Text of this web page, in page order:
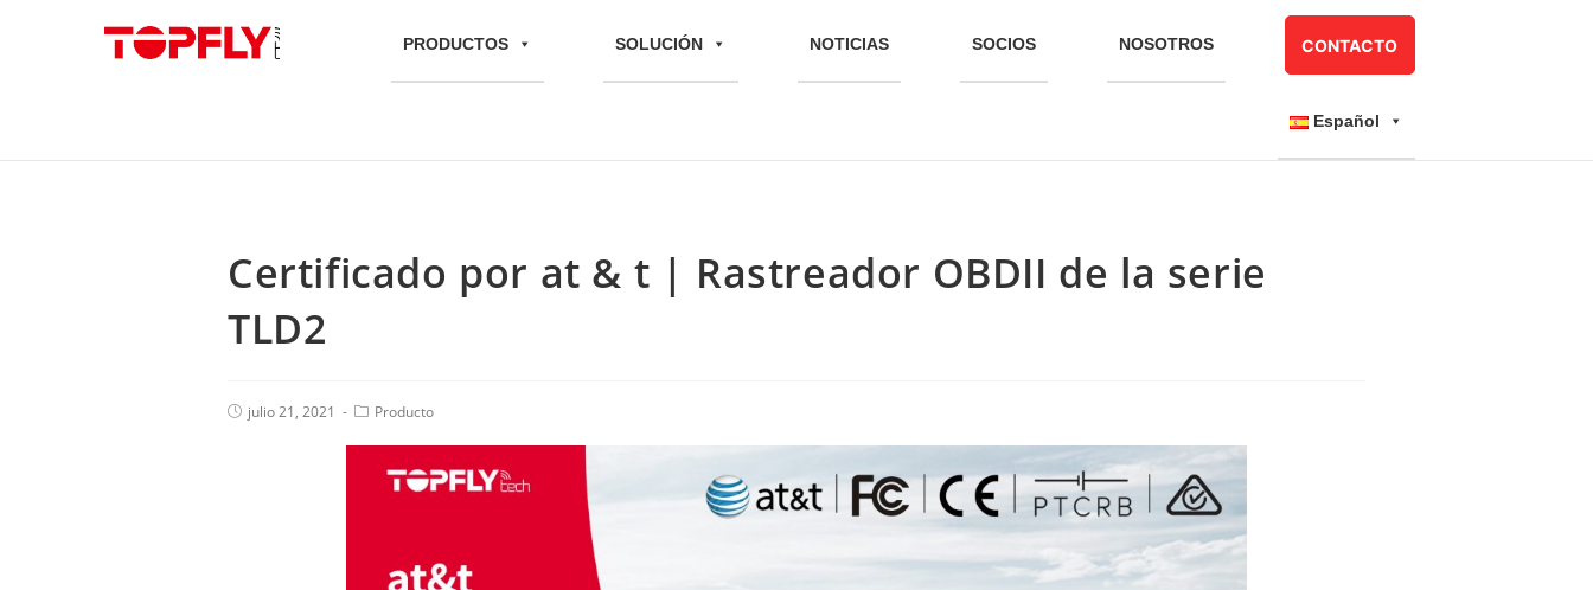
PRODUCTOS SOLUCIÓN NOTICIAS SOCIOS NOSOTROS CONTACTO
Español
Certificado por at & t | Rastreador OBDII de la serie
TLD2
julio 21, 2021 Producto